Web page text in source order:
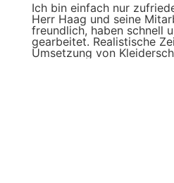
Ich bin einfach nur
Herr Haag und seine
freundlich, haben schnell
gearbeitet. Realistische
Umsetzung von